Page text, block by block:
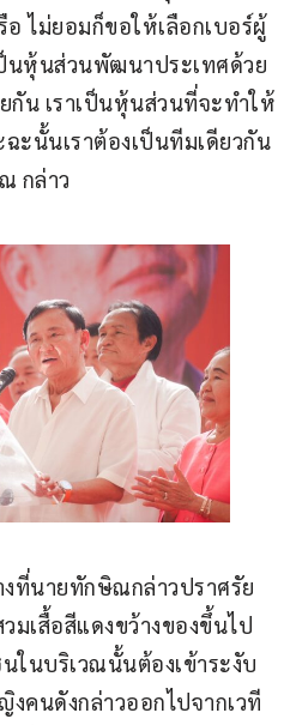
ไม่ยอมก็ขอให้เลือกเบอร์ผู้
ป็นหุ้นส่วนพัฒนาประเทศด้วย
กัน เราเป็นหุ้นส่วนที่จะทำให้
ะนั้นเราต้องเป็นทีมเดียวกัน
กล่าว
งที่นายทักษิณกล่าวปราศรัย
เสื้อสีแดงขว้างของขึ้นไป
ในบริเวณนั้นต้องเข้าระงับ
คนดังกล่าวออกไปจากเวที